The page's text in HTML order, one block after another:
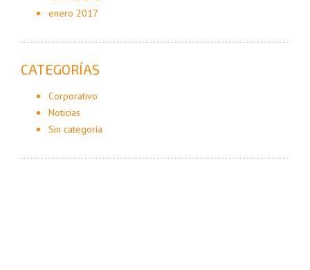
enero 2017
CATEGORÍAS
Corporativo
Noticias
Sin categoría